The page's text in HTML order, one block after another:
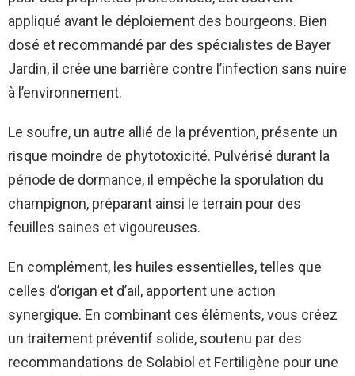
appliqué avant le déploiement des bourgeons. Bien
dosé et recommandé par des spécialistes de Bayer
Jardin, il crée une barrière contre l’infection sans nuire
à l’environnement.
Le soufre, un autre allié de la prévention, présente un
risque moindre de phytotoxicité. Pulvérisé durant la
période de dormance, il empêche la sporulation du
champignon, préparant ainsi le terrain pour des
feuilles saines et vigoureuses.
En complément, les huiles essentielles, telles que
celles d’origan et d’ail, apportent une action
synergique. En combinant ces éléments, vous créez
un traitement préventif solide, soutenu par des
recommandations de Solabiol et Fertiligène pour une